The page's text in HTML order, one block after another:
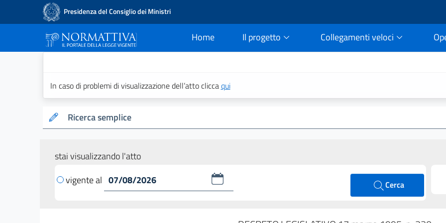
Presidenza del Consiglio dei Ministri
Home
current Il progetto Collegamenti veloci
In caso di problemi di visualizzazione dell’atto cliccaqui
Ricerca semplice
stai visualizzando l'atto
vigente al
Cerca